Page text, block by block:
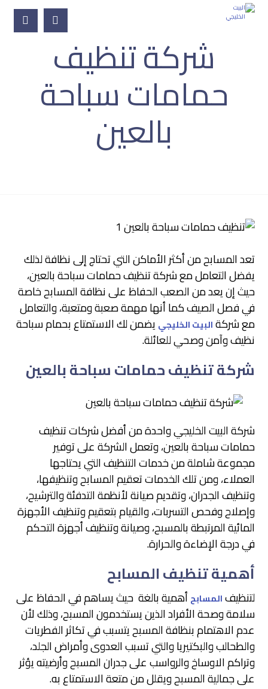
شركة تنظيف
حمامات سباحة
بالعين
تعد المسابح من أكثر الأماكن التي تحتاج إلى نظافة لذلك
يفضل التعامل مع شركة تنظيف حمامات سباحة بالعين،
حيث إن يعد من الصعب الحفاظ على نظافة المسابح خاصة
في فصل الصيف كما أنها مهمة صعبة ومتعبة، والتعامل
مع شركةالبيت الخليجييضمن لك الاستمتاع بحمام سباحة
نظيف وآمن وصحي للعائلة.
شركة تنظيف حمامات سباحة بالعين
شركة البيت الخليجي واحدة من أفضل شركات تنظيف
حمامات سباحة بالعين، وتعمل الشركة على توفير
مجموعة شاملة من خدمات التنظيف التي يحتاجها
العملاء، ومن تلك الخدمات تعقيم المسابح وتنظيفها،
وتنظيف الجدران، وتقديم صيانة لأنظمة التدفئة والترشيح،
وإصلاح وفحص التسربات، والقيام بتعقيم وتنظيف الأجهزة
المائية المرتبطة بالمسبح، وصيانة وتنظيف أجهزة التحكم
في درجة الإضاءة والحرارة.
أهمية تنظيف المسابح
لتنظيفالمسابحأهمية بالغة حيث يساهم في الحفاظ على
سلامة وصحة الأفراد الذين يستخدمون المسبح، وذلك لأن
عدم الاهتمام بنظافة المسبح يتسبب في تكاثر الفطريات
والطحالب والبكتيريا والتي تسبب العدوى وأمراض الجلد،
وتراكم الاوساخ والرواسب على جدران المسبح وأرضيته يؤثر
على جمالية المسبح ويقلل من متعة الاستمتاع به.